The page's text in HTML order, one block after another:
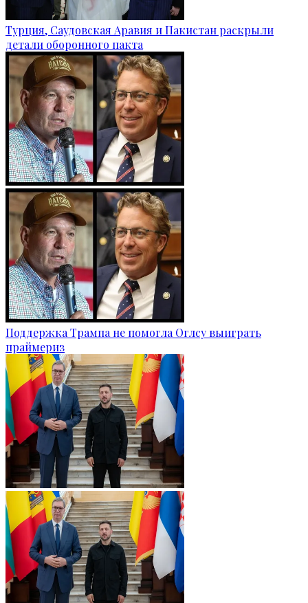
Турция, Саудовская Аравия и Пакистан раскрыли
детали оборонного пакта
Поддержка Трампа не помогла Оглсу выиграть
праймериз